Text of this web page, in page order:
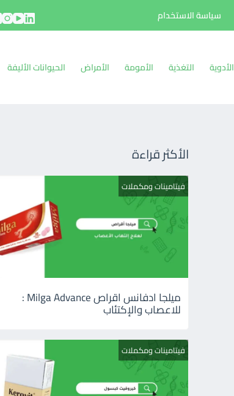
سياسة الاستخدام
الأدوية التغذية الأمومة الأمراض الحيوانات الأليفة
الأكثر قراءة
فيتامينات ومكملات
ميلجا ادفانس اقراص Milga Advance :
للاعصاب والإكتئاب
فيتامينات ومكملات